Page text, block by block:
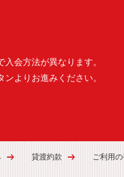
入会方法が異なります。
ンよりお進みください。
貸渡約款 ご利用の